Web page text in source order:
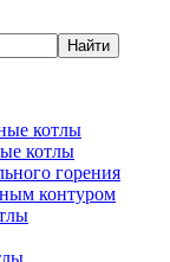
Найти
котлы
котлы
горения
контуром